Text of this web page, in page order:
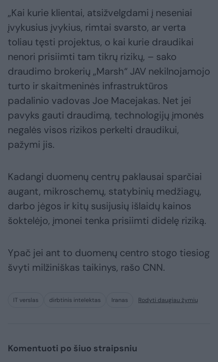
„Kai kurie klientai, atsižvelgdami į neseniai
įvykusius įvykius, rimtai svarsto, ar verta
toliau tęsti projektus, o kai kurie draudikai
nenori prisiimti tam tikrų rizikų, – sako
draudimo brokerių „Marsh“ JAV nekilnojamojo
turto ir skaitmeninės infrastruktūros
padalinio vadovas Joe Macejakas. Net jei
pavyks gauti draudimą, technologijų įmonės
negalės visos rizikos perkelti draudikui,
pažymi jis.
Kadangi duomenų centrų paklausai sparčiai
augant, mikroschemų, statybinių medžiagų,
darbo jėgos ir kitų susijusių išlaidų kainos
šoktelėjo, įmonei tenka prisiimti didelę riziką.
Ypač jei ant to duomenų centro stogo tiesiog
švyti milžiniškas taikinys, rašo CNN.
IT verslas dirbtinis intelektas Iranas Rodyti daugiau žymių
Komentuoti po šiuo straipsniu